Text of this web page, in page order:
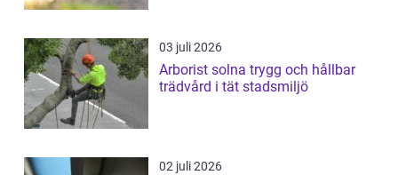
03 juli 2026
Arborist solna trygg och hållbar
trädvård i tät stadsmiljö
02 juli 2026